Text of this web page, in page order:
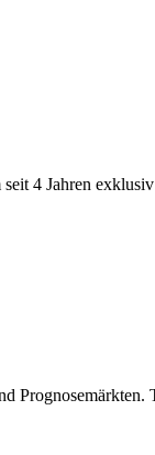
4 Jahren